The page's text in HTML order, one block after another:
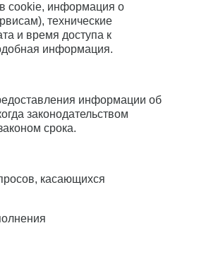
cookie, информация о
технические
и время доступа к
информация.
информации об
законодательством
срока.
касающихся